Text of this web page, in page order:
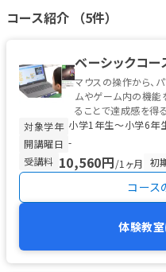
コース紹介 （5件）
ベーシックコー
マウスの操作から、
ムやゲーム内の機能
ることで達成感を得
の基本要素を通して
対象学年 小学1年生〜小学6年
開講曜日 -
受講料 10,560円/1ヶ月 初
コース
体験教